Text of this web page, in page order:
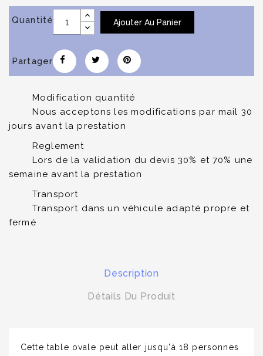
Quantité Ajouter Au Panier
Partager
Modification quantité
Nous acceptons les modifications par mail 30
jours avant la prestation
Reglement
Lors de la validation du devis 30% et 70% une
semaine avant la prestation
Transport
Transport dans un véhicule adapté propre et
fermé
Description
Détails Du Produit
Cette table ovale peut aller jusqu'à 18 personnes